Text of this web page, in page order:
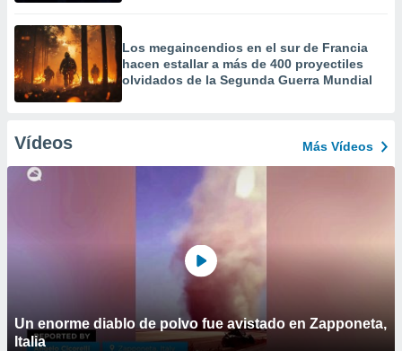
Los megaincendios en el sur de Francia
hacen estallar a más de 400 proyectiles
olvidados de la Segunda Guerra Mundial
Vídeos Más Vídeos
Un enorme diablo de polvo fue avistado en Zapponeta,
Italia